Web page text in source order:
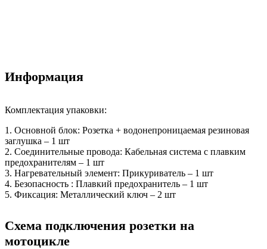
Информация
Комплектация упаковки:
1. Основной блок: Розетка + водонепроницаемая резиновая
заглушка – 1 шт
2. Соединительные провода: Кабельная система с плавким
предохранителям – 1 шт
3. Нагревательный элемент: Прикуриватель – 1 шт
4. Безопасность : Плавкий предохранитель – 1 шт
5. Фиксация: Металлический ключ – 2 шт
Схема подключения розетки на
мотоцикле